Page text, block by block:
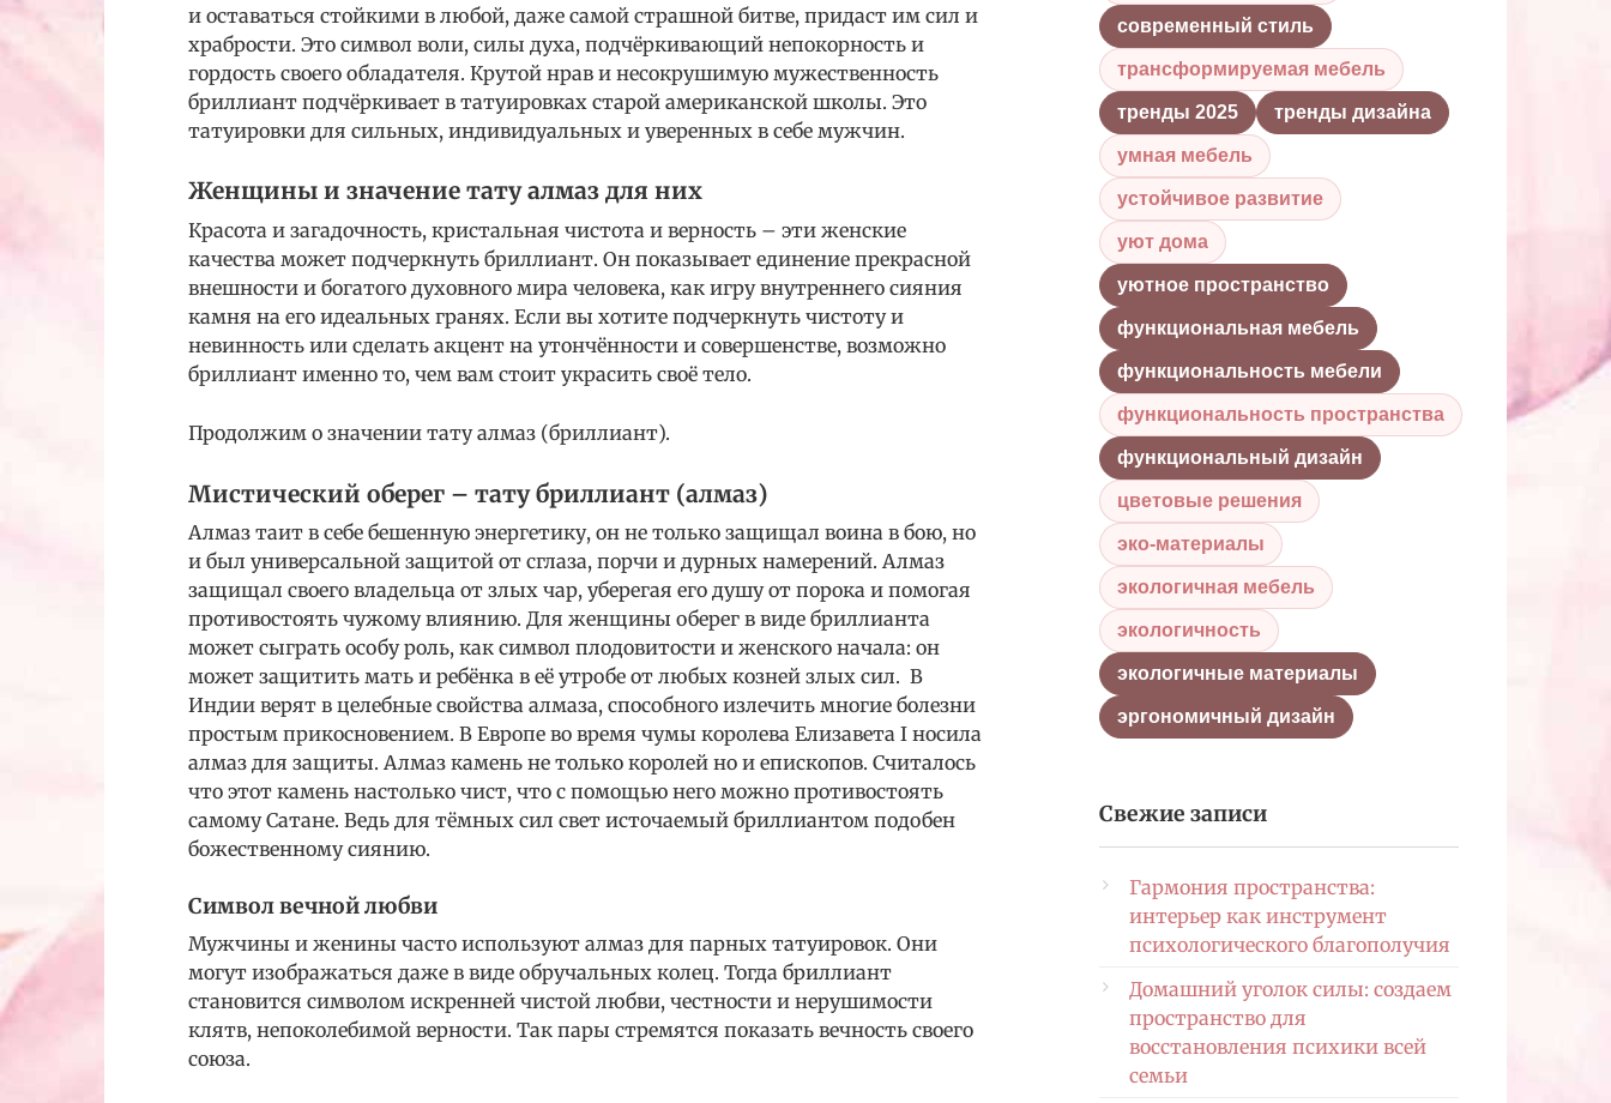
и оставаться стойкими в любой, даже самой страшной битве, придаст им сил и
храбрости. Это символ воли, силы духа, подчёркивающий непокорность и
гордость своего обладателя. Крутой нрав и несокрушимую мужественность
бриллиант подчёркивает в татуировках старой американской школы. Это
татуировки для сильных, индивидуальных и уверенных в себе мужчин.
Женщины и значение тату алмаз для них
Красота и загадочность, кристальная чистота и верность – эти женские
качества может подчеркнуть бриллиант. Он показывает единение прекрасной
внешности и богатого духовного мира человека, как игру внутреннего сияния
камня на его идеальных гранях. Если вы хотите подчеркнуть чистоту и
невинность или сделать акцент на утончённости и совершенстве, возможно
бриллиант именно то, чем вам стоит украсить своё тело.
Продолжим о значении тату алмаз (бриллиант).
Мистический оберег – тату бриллиант (алмаз)
Алмаз таит в себе бешенную энергетику, он не только защищал воина в бою, но
и был универсальной защитой от сглаза, порчи и дурных намерений. Алмаз
защищал своего владельца от злых чар, уберегая его душу от порока и помогая
противостоять чужому влиянию. Для женщины оберег в виде бриллианта
может сыграть особу роль, как символ плодовитости и женского начала: он
может защитить мать и ребёнка в её утробе от любых козней злых сил. В
Индии верят в целебные свойства алмаза, способного излечить многие болезни
простым прикосновением. В Европе во время чумы королева Елизавета I носила
алмаз для защиты. Алмаз камень не только королей но и епископов. Считалось
что этот камень настолько чист, что c помощью него можно противостоять
самому Сатане. Ведь для тёмных сил свет источаемый бриллиантом подобен
божественному сиянию.
Символ вечной любви
Мужчины и женины часто используют алмаз для парных татуировок. Они
могут изображаться даже в виде обручальных колец. Тогда бриллиант
становится символом искренней чистой любви, честности и нерушимости
клятв, непоколебимой верности. Так пары стремятся показать вечность своего
союза.
современный стиль
трансформируемая мебель
тренды 2025 тренды дизайна
умная мебель
устойчивое развитие
уют дома
уютное пространство
функциональная мебель
функциональность мебели
функциональность пространства
функциональный дизайн
цветовые решения
эко-материалы
экологичная мебель
экологичность
экологичные материалы
эргономичный дизайн
Свежие записи
Гармония пространства:
интерьер как инструмент
психологического благополучия
Домашний уголок силы: создаем
пространство для
восстановления психики всей
семьи